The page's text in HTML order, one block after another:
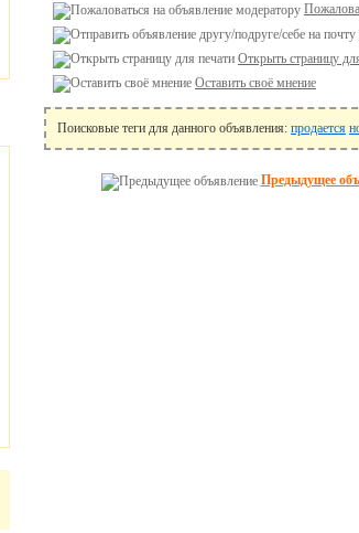
Открыть страницу
Оставить своё мнение
Поисковые теги для данного объявления: продается
Предыдущее